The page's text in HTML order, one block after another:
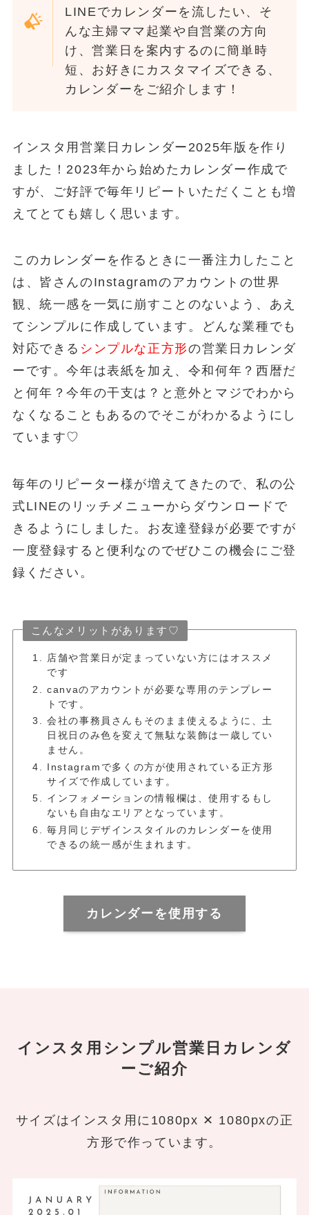
LINEでカレンダーを流したい、そ
んな主婦ママ起業や自営業の方向
け、営業日を案内するのに簡単時
短、お好きにカスタマイズできる、
カレンダーをご紹介します！
インスタ用営業日カレンダー2025年版を作り
ました！2023年から始めたカレンダー作成で
すが、ご好評で毎年リピートいただくことも増
えてとても嬉しく思います。
このカレンダーを作るときに一番注力したこと
は、皆さんのInstagramのアカウントの世界
観、統一感を一気に崩すことのないよう、あえ
てシンプルに作成しています。
どんな業種でも
対応できる シンプルな正方形の営業日カレンダ
ー です。今年は表紙を加え、令和何年？西暦だ
と何年？今年の干支は？と意外とマジでわから
なくなることもあるのでそこがわかるようにし
ています♡
毎年のリピーター様が増えてきたので、私の公
式LINEのリッチメニューからダウンロードで
きるようにしました。お友達登録が必要ですが
一度登録すると便利なのでぜひこの機会にご登
録ください。
こんなメリットがあります♡
店舗や営業日が定まっていない方にはオススメ
です
canvaのアカウントが必要な専用のテンプレー
トです。
会社の事務員さんもそのまま使えるように、土
日祝日のみ色を変えて無駄な装飾は一歳してい
ません。
Instagramで多くの方が使用されている正方形
サイズで作成しています。
インフォメーションの情報欄は、使用するもし
ないも自由なエリアとなっています。
毎月同じデザインスタイルのカレンダーを使用
できるの統一感が生まれます。
カレンダーを使用する
インスタ用シンプル営業日カレンダ
ーご紹介
サイズはインスタ用に1080px ✕ 1080pxの正
方形で作っています。